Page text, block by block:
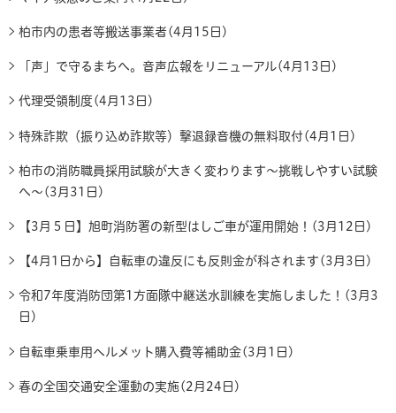
柏市内の患者等搬送事業者(4月15日)
「声」で守るまちへ。音声広報をリニューアル(4月13日)
代理受領制度(4月13日)
特殊詐欺（振り込め詐欺等）撃退録音機の無料取付(4月1日)
柏市の消防職員採用試験が大きく変わります～挑戦しやすい試験
へ～(3月31日)
【3月５日】旭町消防署の新型はしご車が運用開始！(3月12日)
【4月1日から】自転車の違反にも反則金が科されます(3月3日)
令和7年度消防団第1方面隊中継送水訓練を実施しました！(3月3
日)
自転車乗車用ヘルメット購入費等補助金(3月1日)
春の全国交通安全運動の実施(2月24日)